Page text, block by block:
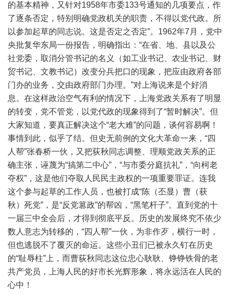
的基本精神，又针对1958年市委133号通知的几项要点，作
了逐条否定，特别明确党政机关的职责，不得以党代政。所
以参加起草的同志说。这是否定之否定”。1962年7月，党中
央批复华东局一份报告，明确指出：“在省、地、县以及公
社党委，取消分管书记的名义（如工业书记、农业书记、财
贸书记、文教书记）改变分兵把口的现象，把应由政府各部
门办的业务，交由政府部门办理。”对上海说来是个好消
息。在这样政治空气有利的情况下，上海党政关系有了明显
的转变，党不管党，以党代政的现象得到了“暂时解决”。但
大家知道，要真正解决这个“老大难”的问题，谈何容易啊！
事情到此，似乎了结。但史无前例的文化大革命一来，“四
人帮”张春桥一伙，又把荻秋同志调整、理顺党政关系的正
确主张，诬蔑为“搞第二中心”，“与市委分庭抗礼”，“向柯老
夺权”，这是他们夺取人民民主政权的一项重要罪证。连我
这个参与起草的工作人员，也被打成“陈（丕显）曹（获
秋）死党”，是“反党篡政”的帮凶，“黑笔杆子”。直到党的十
一届三中全会后，才得到彻底平反。历史的发展终究不依少
数人意志为转移的，“四人帮”一伙，为非作歹，横行一时，
但也逃脱不了覆灭的命运。这些小丑们已被永久钉在历史
的“耻辱柱”上，而曹荻秋同志这位忠心耿耿、铮铮铁骨的老
共产党员，上海人民的好市长光辉形象，将永远活在人民的
心中！